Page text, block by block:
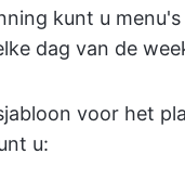
kunt u
dag van de
voor het
u: